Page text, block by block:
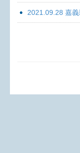
2021.09.28 嘉